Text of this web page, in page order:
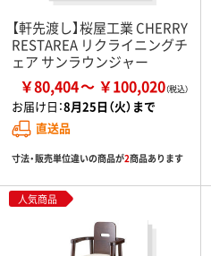
【軒先渡し】桜屋工業 CHERRY
RESTAREA リクライニングチ
ェア サンラウンジャー
￥80,404 ￥100,020
お届け日：8月25日（火）まで
直送品
寸法・販売単位違いの商品が2商品あります
人気商品